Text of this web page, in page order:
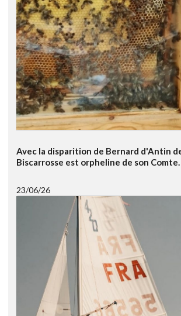
Avec la disparition de Bernard d'Antin
Biscarrosse est orpheline de son Comte.
23/06/26